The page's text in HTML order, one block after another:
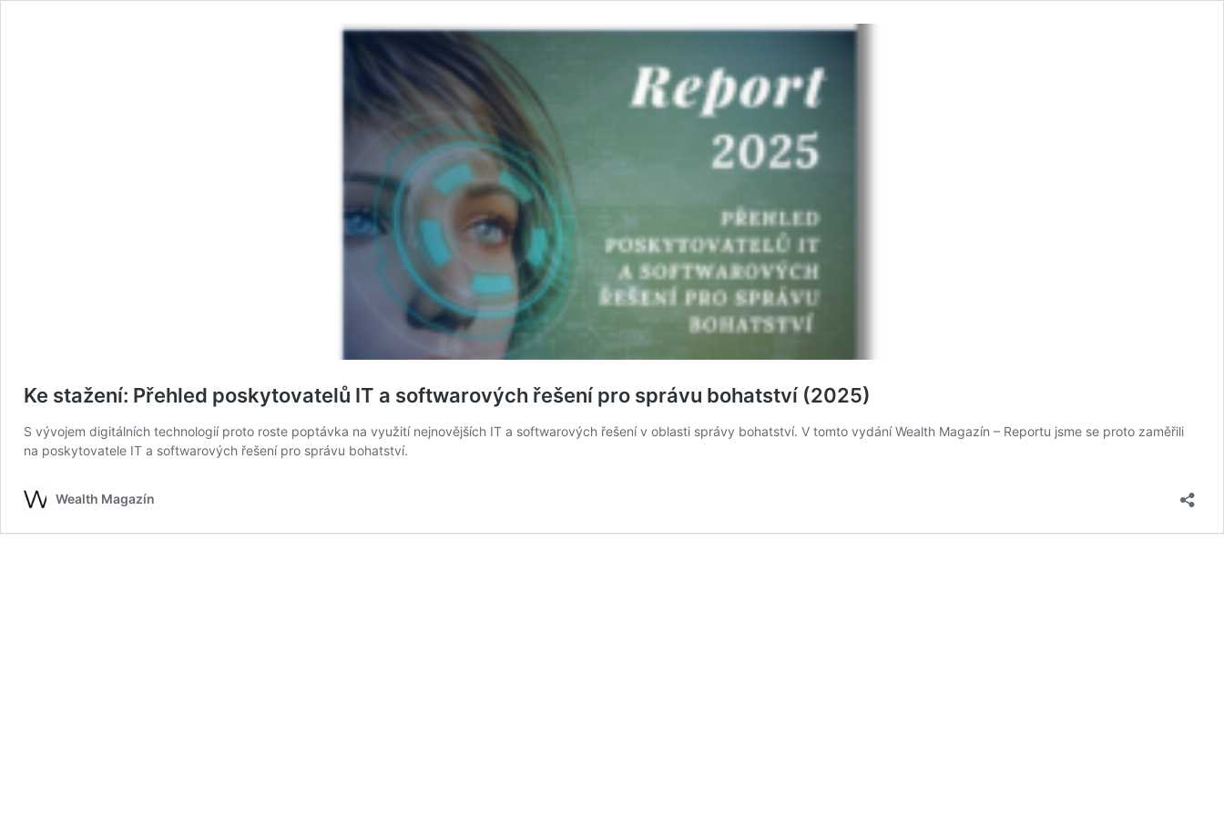
Ke stažení: Přehled poskytovatelů IT a softwarových řešení pro správu bohatství (2025)
S vývojem digitálních technologií proto roste poptávka na využití nejnovějších IT a softwarových řešení v oblasti správy bohatství. V tomto vydání Wealth Magazín – Reportu jsme se proto zaměřili
na poskytovatele IT a softwarových řešení pro správu bohatství.
Wealth Magazín